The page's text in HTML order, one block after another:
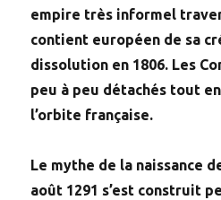
empire très informel
contient européen de sa
dissolution en 1806. Les
peu à peu détachés tout
l’orbite française.
Le mythe de la naissance
août 1291 s’est construit